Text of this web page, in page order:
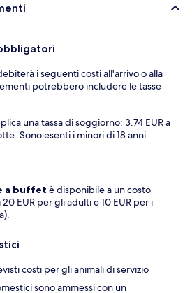
i seguenti costi all'arrivo o alla
potrebbero includere le tasse
una tassa di soggiorno: 3.74 EUR a
Sono esenti i minori di 18 anni.
a buffet è disponibile a un costo
EUR per gli adulti e 10 EUR per i
costi per gli animali di servizio
sono ammessi con un